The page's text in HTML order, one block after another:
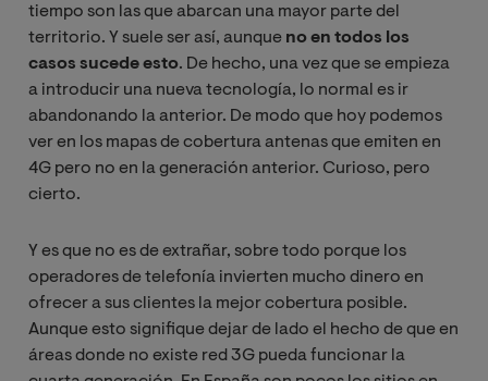
tiempo son las que abarcan una mayor parte del
territorio. Y suele ser así, aunque no en todos los
casos sucede esto. De hecho, una vez que se empieza
a introducir una nueva tecnología, lo normal es ir
abandonando la anterior. De modo que hoy podemos
ver en los mapas de cobertura antenas que emiten en
4G pero no en la generación anterior. Curioso, pero
cierto.
Y es que no es de extrañar, sobre todo porque los
operadores de telefonía invierten mucho dinero en
ofrecer a sus clientes la mejor cobertura posible.
Aunque esto signifique dejar de lado el hecho de que en
áreas donde no existe red 3G pueda funcionar la